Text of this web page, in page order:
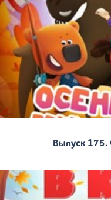
Выпуск 175.